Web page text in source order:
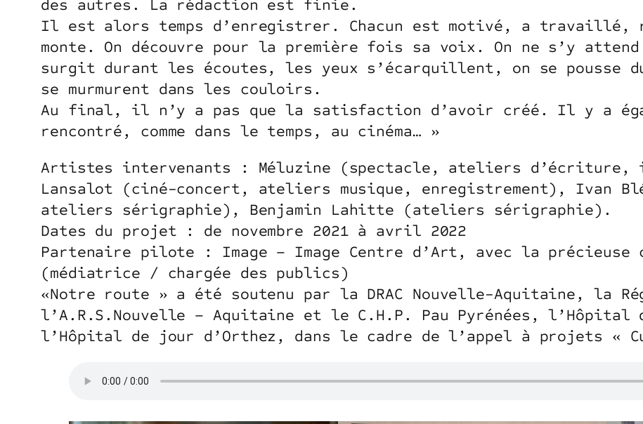
des autres. La rédaction est finie.
Il est alors temps d’enregistrer. Chacun est motivé, a travaillé,
monte. On découvre pour la première fois sa voix. On ne s’y
surgit durant les écoutes, les yeux s’écarquillent, on se pousse
se murmurent dans les couloirs.
Au final, il n’y a pas que la satisfaction d’avoir créé. Il y a
rencontré, comme dans le temps, au cinéma… »
Artistes intervenants : Méluzine (spectacle, ateliers d’écriture,
Lansalot (ciné-concert, ateliers musique, enregistrement), Ivan
ateliers sérigraphie), Benjamin Lahitte (ateliers sérigraphie).
Dates du projet : de novembre 2021 à avril 2022
Partenaire pilote : Image – Image Centre d’Art, avec la précieuse
(médiatrice / chargée des publics)
«Notre route » a été soutenu par la DRAC Nouvelle-Aquitaine, la
l’A.R.S.Nouvelle – Aquitaine et le C.H.P. Pau Pyrénées, l’Hôpital
l’Hôpital de jour d’Orthez, dans le cadre de l’appel à projets «